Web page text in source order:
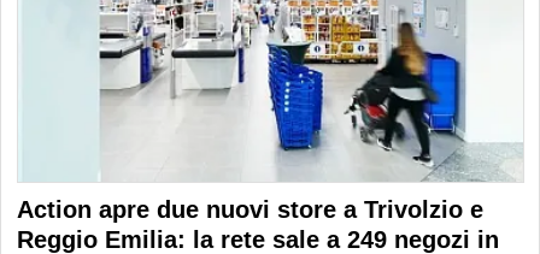
Action apre due nuovi store a Trivolzio e
Reggio Emilia: la rete sale a 249 negozi in